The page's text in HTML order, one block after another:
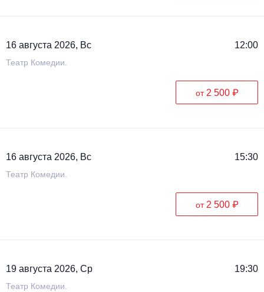
16 августа 2026, Вс 12:00
Театр Комедии.
от 2 500 ₽
16 августа 2026, Вс 15:30
Театр Комедии.
от 2 500 ₽
19 августа 2026, Ср 19:30
Театр Комедии.